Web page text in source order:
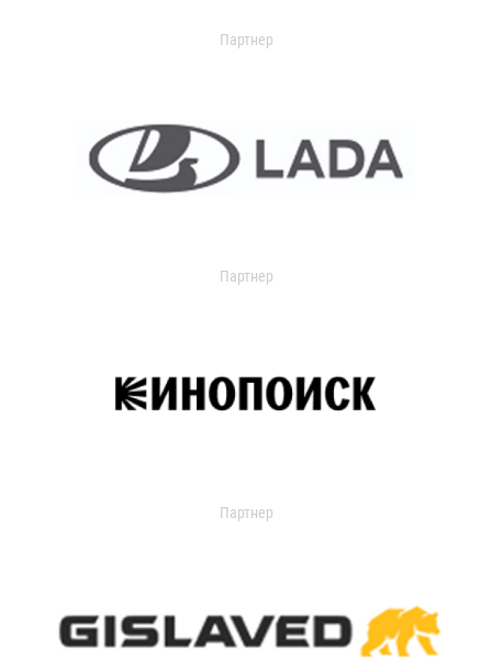
Партнер
Партнер
Партнер